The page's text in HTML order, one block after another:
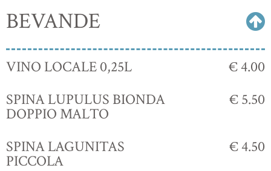
BEVANDE
VINO LOCALE 0,25L
€ 4.00
SPINA LUPULUS BIONDA
DOPPIO MALTO
€ 5.50
SPINA LAGUNITAS
PICCOLA
€ 4.50